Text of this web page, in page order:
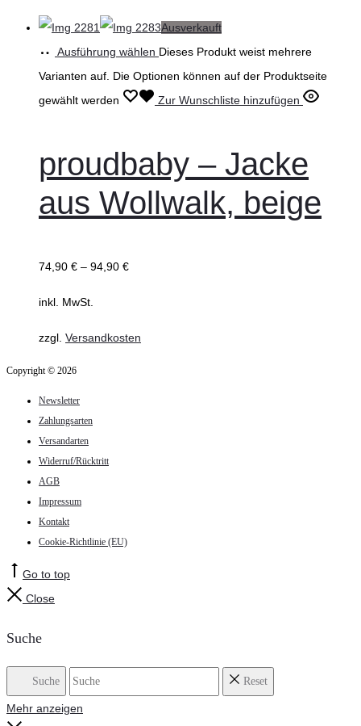
Ausverkauft
Ausführung wählen Dieses Produkt weist mehrere
Varianten auf. Die Optionen können auf der Produktseite
gewählt werden
Zur Wunschliste hinzufügen
proudbaby – Jacke
aus Wollwalk, beige
74,90 € – 94,90 €
inkl. MwSt.
zzgl. Versandkosten
Copyright © 2026
Newsletter
Zahlungsarten
Versandarten
Widerruf/Rücktritt
AGB
Impressum
Kontakt
Cookie-Richtlinie (EU)
Go to top
Close
Suche
Suche Reset
Mehr anzeigen